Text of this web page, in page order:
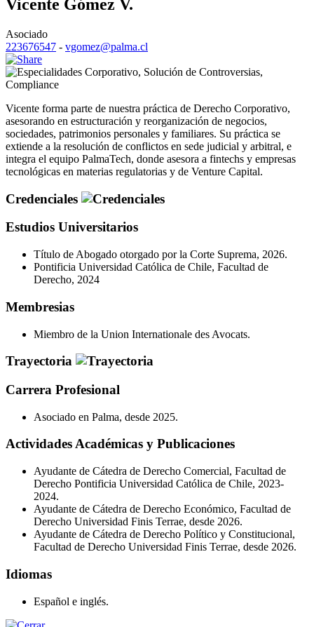
Vicente Gómez V.
Asociado
223676547 - vgomez@palma.cl
Corporativo, Solución de Controversias,
Compliance
Vicente forma parte de nuestra práctica de Derecho Corporativo,
asesorando en estructuración y reorganización de negocios,
sociedades, patrimonios personales y familiares. Su práctica se
extiende a la resolución de conflictos en sede judicial y arbitral, e
integra el equipo PalmaTech, donde asesora a fintechs y empresas
tecnológicas en materias regulatorias y de Venture Capital.
Credenciales
Estudios Universitarios
Título de Abogado otorgado por la Corte Suprema, 2026.
Pontificia Universidad Católica de Chile, Facultad de
Derecho, 2024
Membresias
Miembro de la Union Internationale des Avocats.
Trayectoria
Carrera Profesional
Asociado en Palma, desde 2025.
Actividades Académicas y Publicaciones
Ayudante de Cátedra de Derecho Comercial, Facultad de
Derecho Pontificia Universidad Católica de Chile, 2023-
2024.
Ayudante de Cátedra de Derecho Económico, Facultad de
Derecho Universidad Finis Terrae, desde 2026.
Ayudante de Cátedra de Derecho Político y Constitucional,
Facultad de Derecho Universidad Finis Terrae, desde 2026.
Idiomas
Español e inglés.